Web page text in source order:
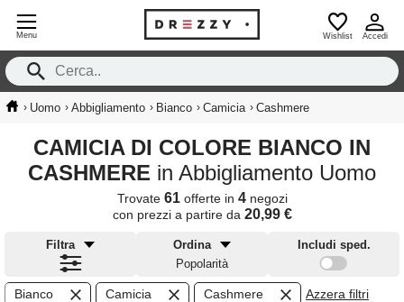
Menu Wishlist Accedi
› Uomo › Abbigliamento › Bianco › Camicia › Cashmere
CAMICIA DI COLORE BIANCO IN
CASHMERE in Abbigliamento Uomo
Trovate 61offerte in 4negozi
con prezzi a partire da 20,99 €
Filtra
Ordina
Popolarità
Includi sped.
Bianco Camicia Cashmere Azzera filtri